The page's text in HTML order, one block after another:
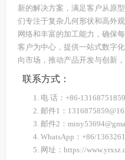
新的解决方案，满足客户从原
们专注于复杂几何形状和高外
网络和丰富的加工能力，确保
客户为中心，提供一站式数字
向市场，推动产品开发与创新
联系方式：
1. 电 话：+86-13168751859
2. 邮件1：
3. 邮件2：
4. WhatsApp：+86/
5. 网址：https://